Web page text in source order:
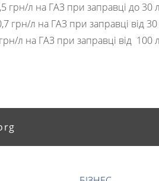
грн/л на ГАЗ при заправці до 30
грн/л на ГАЗ при заправці від
л на ГАЗ при заправці від 100